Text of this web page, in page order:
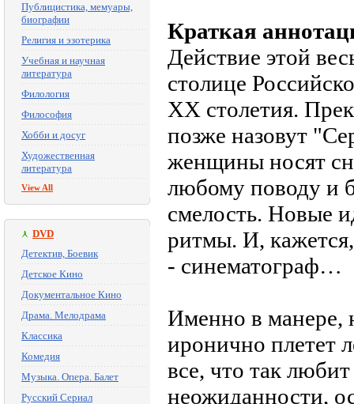
Публицистика, мемуары,
биографии
Религия и эзотерика
Учебная и научная
литература
Филология
Философия
Хобби и досуг
Художественная
литература
View All
DVD
Детектив, Боевик
Детское Кино
Документальное Кино
Драма. Мелодрама
Классика
Комедия
Музыка. Опера. Балет
Русский Сериал
Краткая
Действие этой
столице
XX столетия.
позже назовут
женщины носят
любому поводу и
смелость. Новые
ритмы. И,
- синематограф…
Именно в манере,
иронично плетет
все, что так
неожиданности,